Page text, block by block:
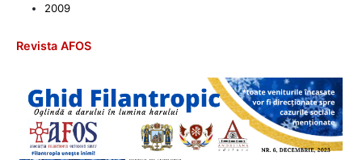
2009
Revista AFOS